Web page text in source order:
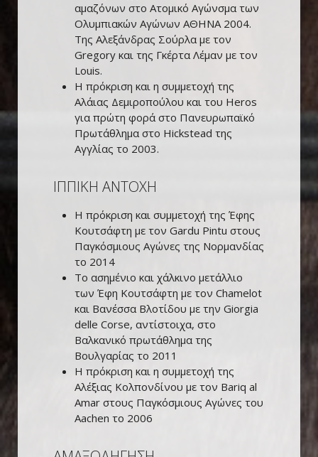
αμαζόνων στο Ατομικό Αγώνσμα των
Ολυμπιακών Αγώνων ΑΘΗΝΑ 2004.
Της Αλεξάνδρας Σούρλα με τον
Gregory και της Γκέρτα Λέμαν με τον
Louis.
H πρόκριση και η συμμετοχή της
Αλάιας Δεμιροπούλου και του Heros
για πρώτη φορά στο Πανευρωπαϊκό
Πρωτάθλημα στο Hickstead της
Αγγλίας το 2003.
ΙΠΠΙΚΗ ΑΝΤΟΧΗ
Η πρόκριση και συμμετοχή της Έφης
Κουτσάφτη με τον Gardu Pintu στους
Παγκόσμιους Αγώνες της Νορμανδίας
το 2014
Το ασημένιο και χάλκινο μετάλλιο
των Έφη Κουτσάφτη με τον Chamelot
και Βανέσσα Βλοτίδου με την Giorgia
delle Corse, αντίστοιχα, στο
Βαλκανικό πρωτάθλημα της
Βουλγαρίας το 2011
Η πρόκριση και η συμμετοχή της
Αλέξιας Κολπονδίνου με τον Bariq al
Amar στους Παγκόσμιους Αγώνες του
Aachen το 2006